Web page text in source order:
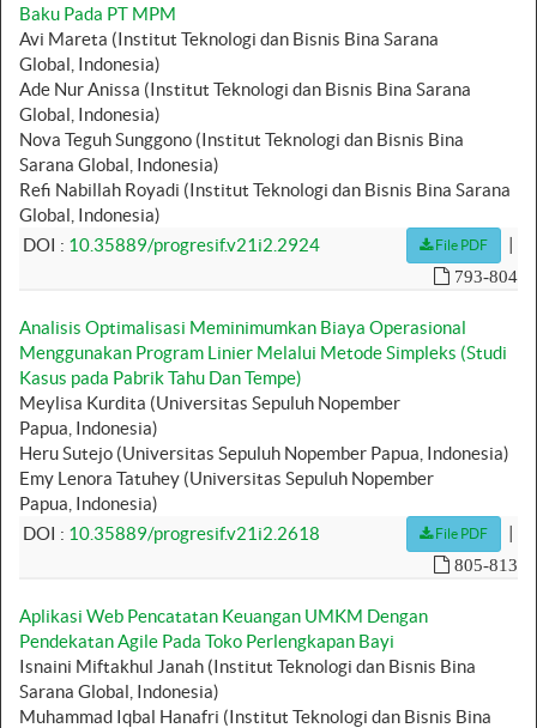
Baku Pada PT MPM
Avi Mareta (Institut Teknologi dan Bisnis Bina Sarana
Global, Indonesia)
Ade Nur Anissa (Institut Teknologi dan Bisnis Bina Sarana
Global, Indonesia)
Nova Teguh Sunggono (Institut Teknologi dan Bisnis Bina
Sarana Global, Indonesia)
Refi Nabillah Royadi (Institut Teknologi dan Bisnis Bina Sarana
Global, Indonesia)
DOI : 10.35889/progresif.v21i2.2924 File PDF |
793-804
Analisis Optimalisasi Meminimumkan Biaya Operasional
Menggunakan Program Linier Melalui Metode Simpleks (Studi
Kasus pada Pabrik Tahu Dan Tempe)
Meylisa Kurdita (Universitas Sepuluh Nopember
Papua, Indonesia)
Heru Sutejo (Universitas Sepuluh Nopember Papua, Indonesia)
Emy Lenora Tatuhey (Universitas Sepuluh Nopember
Papua, Indonesia)
DOI : 10.35889/progresif.v21i2.2618 File PDF |
805-813
Aplikasi Web Pencatatan Keuangan UMKM Dengan
Pendekatan Agile Pada Toko Perlengkapan Bayi
Isnaini Miftakhul Janah (Institut Teknologi dan Bisnis Bina
Sarana Global, Indonesia)
Muhammad Iqbal Hanafri (Institut Teknologi dan Bisnis Bina